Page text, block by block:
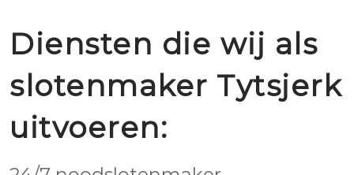
Diensten die wij als
slotenmaker Tytsjerk
uitvoeren: